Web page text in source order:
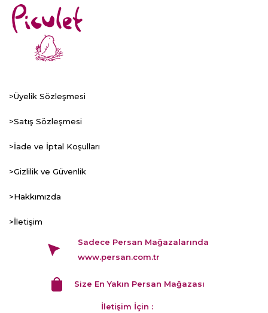
>Üyelik Sözleşmesi
>Satış Sözleşmesi
>İade ve İptal Koşulları
>Gizlilik ve Güvenlik
>Hakkımızda
>İletişim
Sadece Persan Mağazalarında
www.persan.com.tr
Size En Yakın Persan Mağazası
İletişim İçin :